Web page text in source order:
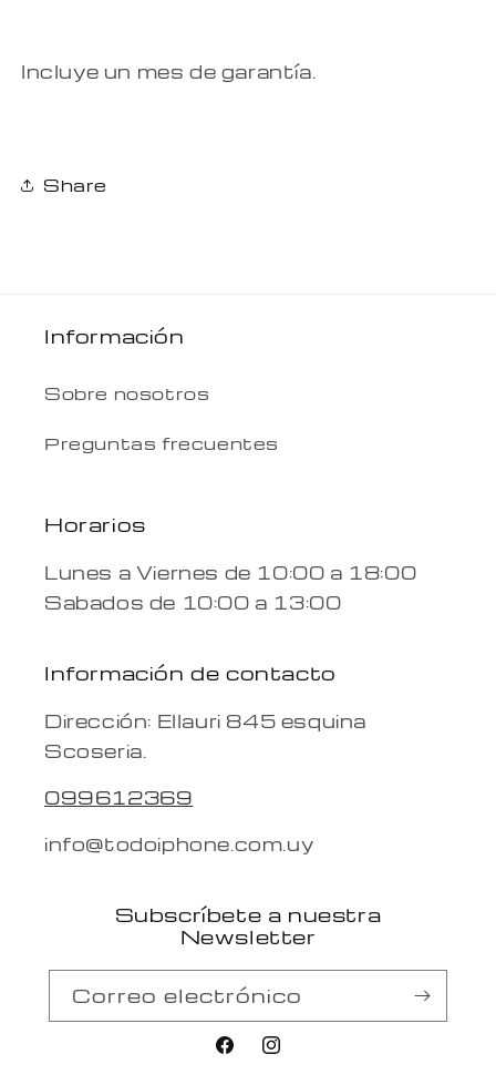
Incluye un mes de garantía.
Share
Información
Sobre nosotros
Preguntas frecuentes
Horarios
Lunes a Viernes de 10:00 a 18:00
Sabados de 10:00 a 13:00
Información de contacto
Dirección: Ellauri 845 esquina
Scoseria.
099612369
info@todoiphone.com.uy
Subscríbete a nuestra
Newsletter
Correo electrónico
FacebookInstagram